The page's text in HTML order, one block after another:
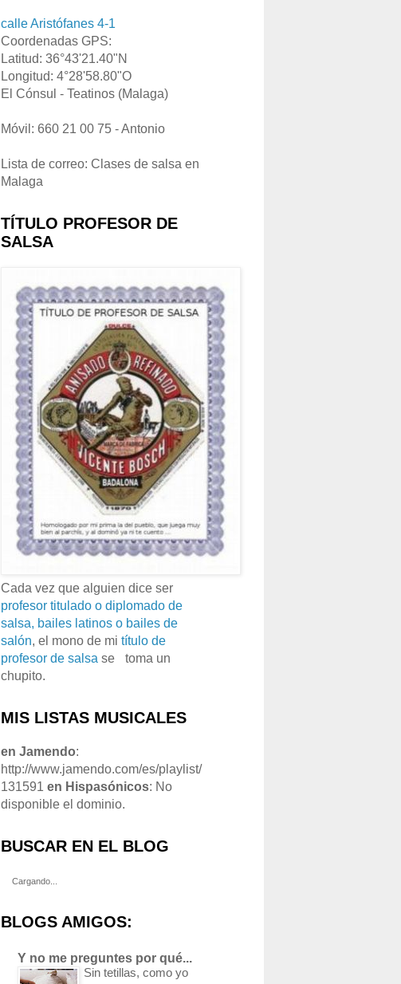
calle Aristófanes 4-1
Coordenadas GPS:
Latitud: 36°43'21.40"N
Longitud: 4°28'58.80"O
El Cónsul - Teatinos (Malaga)
Móvil: 660 21 00 75 - Antonio
Lista de correo: Clases de salsa en
Malaga
TÍTULO PROFESOR DE
SALSA
Cada vez que alguien dice ser
profesor titulado o diplomado de
salsa, bailes latinos o bailes de
salón, el mono de mi título de
profesor de salsa se
toma un
chupito.
MIS LISTAS MUSICALES
en Jamendo:
http://www.jamendo.com/es/playlist/
131591 en Hispasónicos: No
disponible el dominio.
BUSCAR EN EL BLOG
Cargando...
BLOGS AMIGOS:
Y no me preguntes por qué...
Sin tetillas, como yo